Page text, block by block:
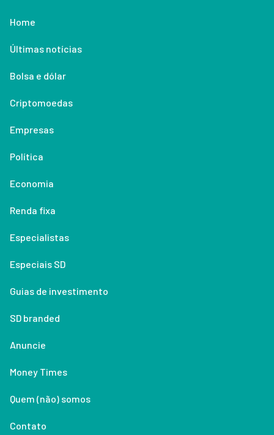
Home
Últimas notícias
Bolsa e dólar
Criptomoedas
Empresas
Política
Economia
Renda fixa
Especialistas
Especiais SD
Guias de investimento
SD branded
Anuncie
Money Times
Quem (não) somos
Contato